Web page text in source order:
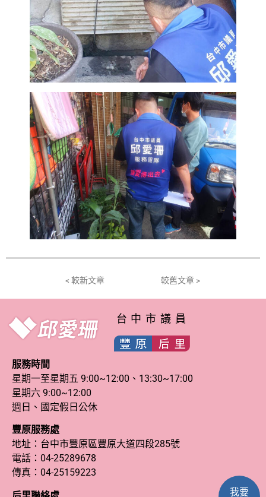
< 較新文章 較舊文章 >
台中市議員
服務時間
星期一至星期五 9:00~12:00、13:30~17:00
星期六 9:00~12:00
週日、國定假日公休
豐原服務處
地址：台中市豐原區豐原大道四段285號
電話： 04-25289678
傳真：04-25159223
我要